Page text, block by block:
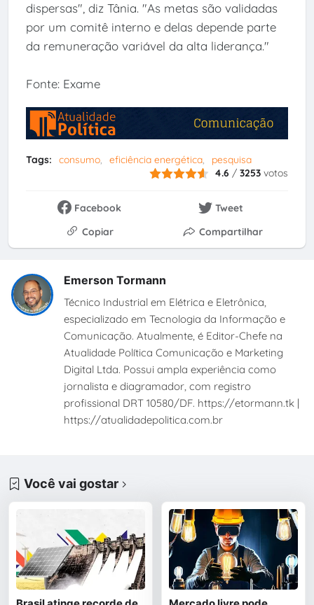
dispersas", diz Tânia. "As metas são validadas
por um comitê interno e delas depende parte
da remuneração variável da alta liderança."
Fonte: Exame
Tags: consumo eficiência energética
pesquisa
4.6 /3253 votos
Facebook
Tweet
Copiar
Compartilhar
Emerson Tormann
Técnico Industrial em Elétrica e Eletrônica,
especializado em Tecnologia da Informação e
Comunicação. Atualmente, é Editor-Chefe na
Atualidade Política Comunicação e Marketing
Digital Ltda. Possui ampla experiência como
jornalista e diagramador, com registro
profissional DRT 10580/DF. https://etormann.tk |
https://atualidadepolitica.com.br
Você vai gostar